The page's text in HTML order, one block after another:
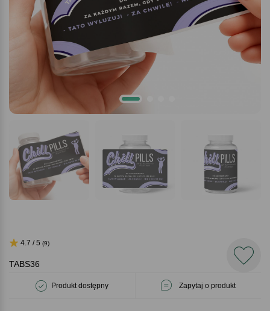
TABS36
Produkt dostępny Zapytaj o produkt
4.7 / 5 (9)